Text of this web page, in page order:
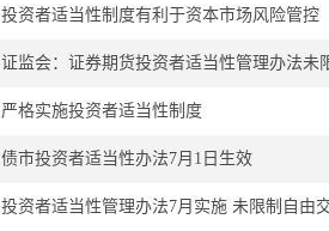
投资者适当性制度有利于资本市场风险管控
证监会：证券期货投资者适当性管理办法未
严格实施投资者适当性制度
债市投资者适当性办法7月1日生效
投资者适当性管理办法7月实施 未限制自由